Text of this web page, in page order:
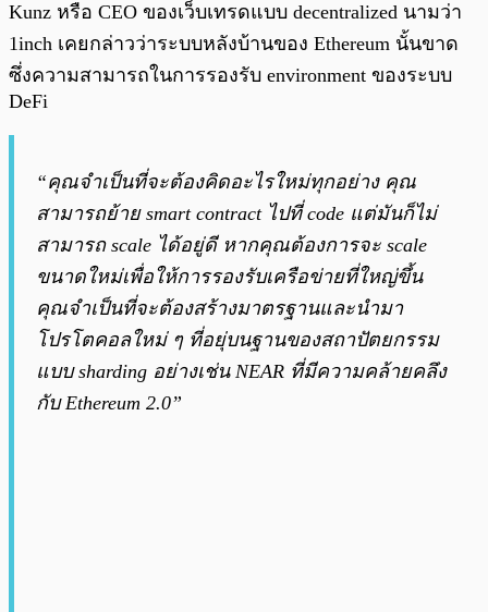
Kunz หรือ CEO ของเว็บเทรดแบบ decentralized นามว่า
1inch เคยกล่าวว่าระบบหลังบ้านของ Ethereum นั้นขาด
ซึ่งความสามารถในการรองรับ environment ของระบบ
DeFi
“คุณจำเป็นที่จะต้องคิดอะไรใหม่ทุกอย่าง คุณ
สามารถย้าย smart contract ไปที่ code แต่มันก็ไม่
สามารถ scale ได้อยู่ดี หากคุณต้องการจะ scale
ขนาดใหม่เพื่อให้การรองรับเครือข่ายที่ใหญ่ขึ้น
คุณจำเป็นที่จะต้องสร้างมาตรฐานและนำมา
โปรโตคอลใหม่ ๆ ที่อยุ่บนฐานของสถาปัตยกรรม
แบบ sharding อย่างเช่น NEAR ที่มีความคล้ายคลึง
กับ Ethereum 2.0”